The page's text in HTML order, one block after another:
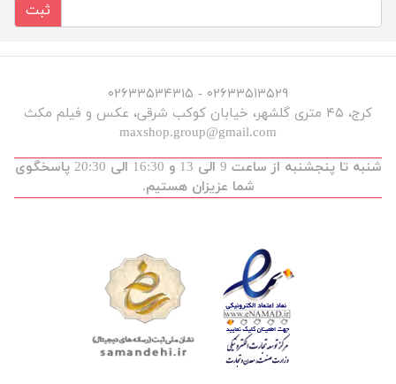
ثبت
۰۲۶۳۳۵۱۳۵۲۹ - ۰۲۶۳۳۵۳۴۳۱۵
کرج، ۴۵ متری گلشهر، خیابان کوکب شرقی، عکس و فیلم مکث
maxshop.group@gmail.com
شنبه تا پنجشنبه از ساعت 9 الی 13 و 16:30 الی 20:30 پاسخگوی
شما عزیزان هستیم.